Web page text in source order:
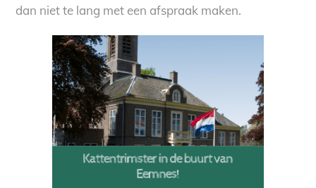
dan niet te lang met een afspraak maken.